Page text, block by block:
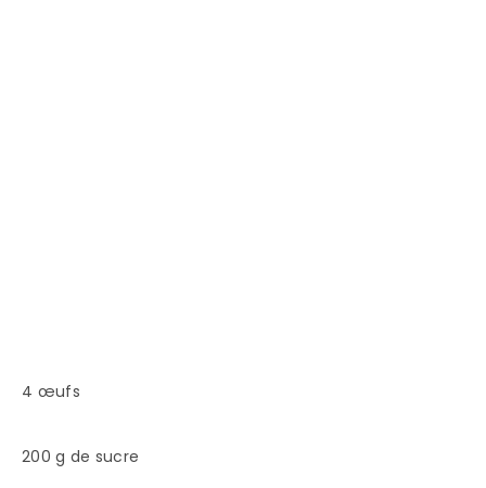
4 œufs
200 g de sucre